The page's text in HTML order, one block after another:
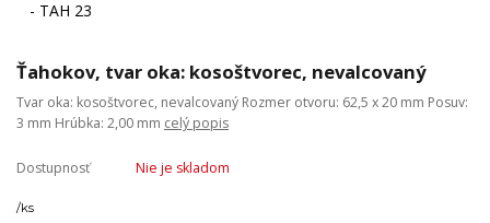
Ťahokov, tvar oka: kosoštvorec, nevalcovaný
Tvar oka: kosoštvorec, nevalcovaný Rozmer otvoru: 62,5 x 20 mm Posuv:
3 mm Hrúbka: 2,00 mm celý popis
Dostupnosť Nie je skladom
/ks